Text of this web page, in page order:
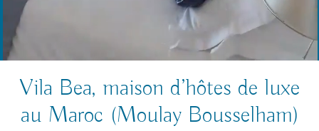
Vila Bea, maison d’hôtes de luxe
au Maroc (Moulay Bousselham)